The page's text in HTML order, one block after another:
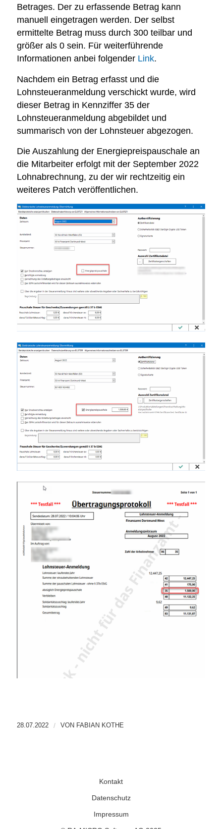
Betrages. Der zu erfassende Betrag kann
manuell eingetragen werden. Der selbst
ermittelte Betrag muss durch 300 teilbar und
größer als 0 sein. Für weiterführende
Informationen anbei folgender Link.
Nachdem ein Betrag erfasst und die
Lohnsteueranmeldung verschickt wurde, wird
dieser Betrag in Kennziffer 35 der
Lohnsteueranmeldung abgebildet und
summarisch von der Lohnsteuer abgezogen.
Die Auszahlung der Energiepreispauschale an
die Mitarbeiter erfolgt mit der September 2022
Lohnabrechnung, zu der wir rechtzeitig ein
weiteres Patch veröffentlichen.
28.07.2022 / VON FABIAN KOTHE
Kontakt
Datenschutz
Impressum